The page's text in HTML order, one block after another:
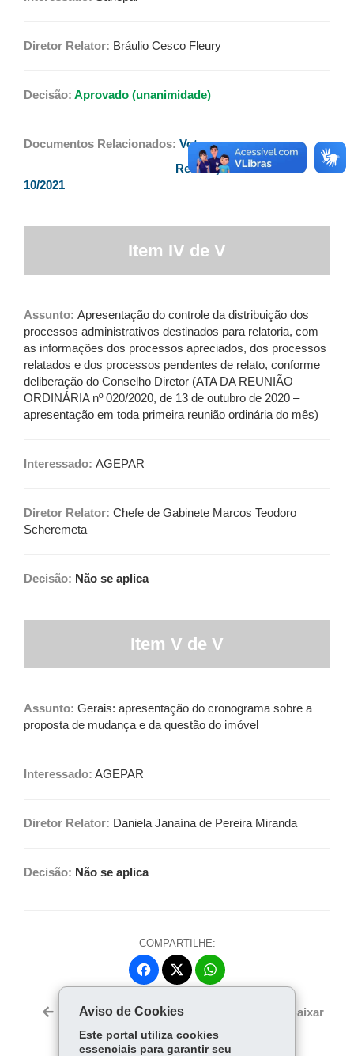
Diretor Relator: Bráulio Cesco Fleury
Decisão: Aprovado (unanimidade)
Documentos Relacionados: Voto
Resolução AGEPAR nº
10/2021
Item IV de V
Assunto: Apresentação do controle da distribuição dos
processos administrativos destinados para relatoria, com
as informações dos processos apreciados, dos processos
relatados e dos processos pendentes de relato, conforme
deliberação do Conselho Diretor (ATA DA REUNIÃO
ORDINÁRIA nº 020/2020, de 13 de outubro de 2020 –
apresentação em toda primeira reunião ordinária do mês)
Interessado: AGEPAR
Diretor Relator: Chefe de Gabinete Marcos Teodoro
Scheremeta
Decisão: Não se aplica
Item V de V
Assunto: Gerais: apresentação do cronograma sobre a
proposta de mudança e da questão do imóvel
Interessado: AGEPAR
Diretor Relator: Daniela Janaína de Pereira Miranda
Decisão: Não se aplica
COMPARTILHE:
Fa
ce
bo
er
ha
Voltar Início Baixar
Aviso de Cookies
Este portal utiliza cookies
essenciais para garantir seu